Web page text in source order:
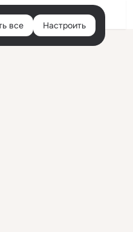
все Настроить